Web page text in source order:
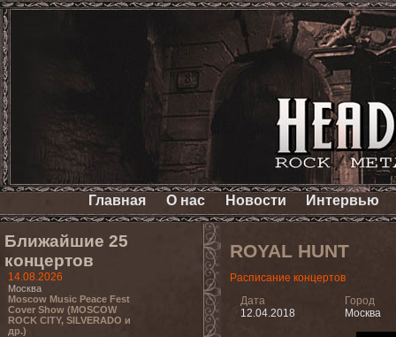
Главная О нас Новости Интервью
Ближайшие 25
концертов
14.08.2026
Москва
Moscow Music Peace Fest
Cover Show (MOSCOW
ROCK CITY, SILVERADO и
др.)
ROYAL HUNT
Расписание концертов
Дата
12.04.2018
Город
Москва